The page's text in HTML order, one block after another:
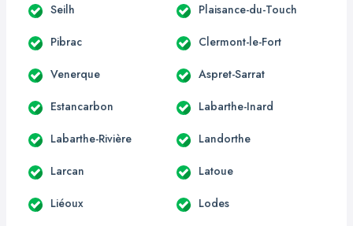
Seilh Plaisance-du-Touch
Pibrac Clermont-le-Fort
Venerque Aspret-Sarrat
Estancarbon Labarthe-Inard
Labarthe-Rivière Landorthe
Larcan Latoue
Liéoux Lodes